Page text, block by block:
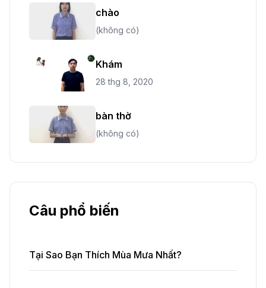
chào
(không có)
Khám
28 thg 8, 2020
bàn thờ
(không có)
Câu phổ biến
Tại Sao Bạn Thích Mùa Mưa Nhất?